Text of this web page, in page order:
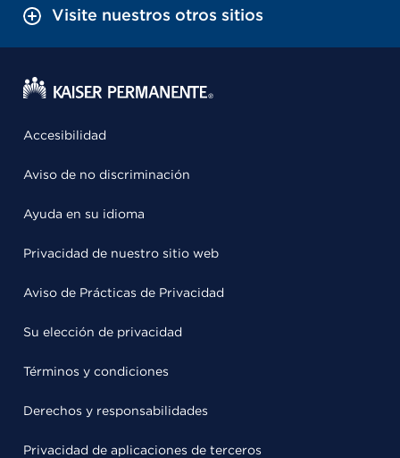
Visite nuestros otros sitios
Accesibilidad
Aviso de no discriminación
Ayuda en su idioma
Privacidad de nuestro sitio web
Aviso de Prácticas de Privacidad
Su elección de privacidad
Términos y condiciones
Derechos y responsabilidades
Privacidad de aplicaciones de terceros